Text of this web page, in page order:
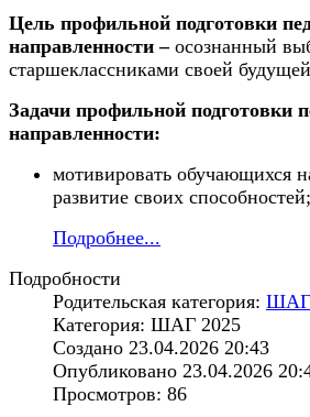
Цель профильной подготовки
направленности –осознанный
старшеклассниками своей
Задачи профильной подготовки
направленности:
мотивировать обучающихся
развитие своих способностей;
Подробнее...
Подробности
Родительская категория: ШАГ
Категория: ШАГ 2025
Создано 23.04.2026 20:43
Опубликовано 23.04.2026
Просмотров: 86